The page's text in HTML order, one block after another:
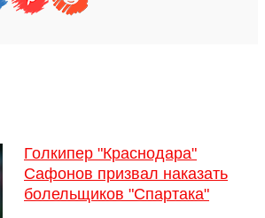
Голкипер "Краснодара"
Сафонов призвал наказать
болельщиков "Спартака"